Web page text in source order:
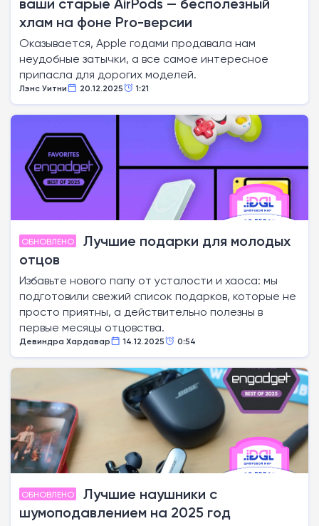
ваши старые AirPods — бесполезный
хлам на фоне Pro-версии
Оказывается, Apple годами продавала нам
неудобные затычки, а все самое интересное
припасла для дорогих моделей.
Лэнс Уитни 20.12.2025 1:21
ОБНОВЛЕНО
Лучшие подарки для молодых
отцов
Избавьте нового папу от усталости и хаоса: мы
подготовили свежий список подарков, которые не
просто приятны, а действительно полезны в
первые месяцы отцовства.
Девиндра Хардавар 14.12.2025 0:54
ОБНОВЛЕНО
Лучшие наушники с
шумоподавлением на 2025 год